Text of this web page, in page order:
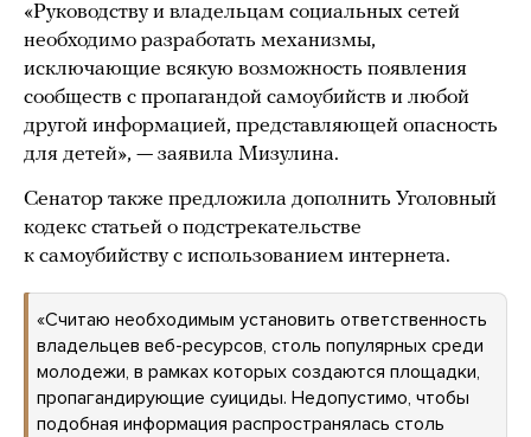
«Руководству и владельцам социальных сетей
необходимо разработать механизмы,
исключающие всякую возможность появления
сообществ с пропагандой самоубийств и любой
другой информацией, представляющей опасность
для детей», — заявила Мизулина.
Сенатор также предложила дополнить Уголовный
кодекс статьей о подстрекательстве
к самоубийству с использованием интернета.
«Считаю необходимым установить ответственность
владельцев веб-ресурсов, столь популярных среди
молодежи, в рамках которых создаются площадки,
пропагандирующие суициды. Недопустимо, чтобы
подобная информация распространялась столь